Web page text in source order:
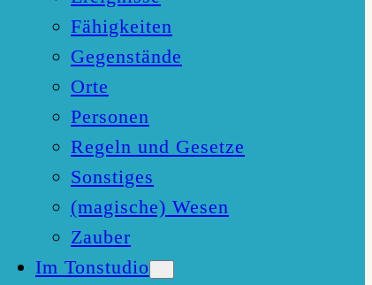
Fähigkeiten
Gegenstände
Orte
Personen
Regeln und Gesetze
Sonstiges
(magische) Wesen
Zauber
Im Tonstudio